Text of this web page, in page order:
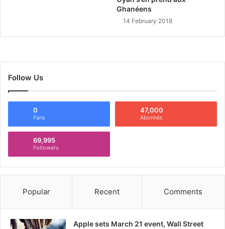
Ghanéens
14 February 2018
Follow Us
0
Fans
47,000
Abonnés
69,995
Followers
Popular Recent Comments
Apple sets March 21 event, Wall Street